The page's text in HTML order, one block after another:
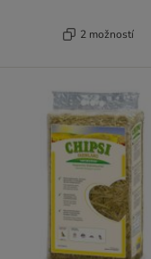
2 možností